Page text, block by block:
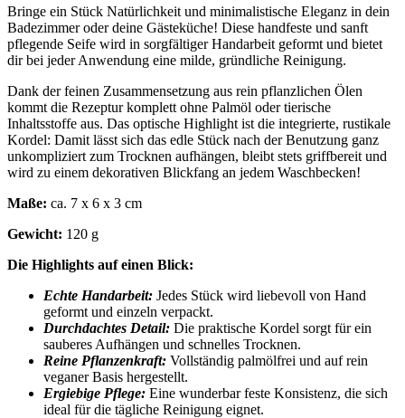
Bringe ein Stück Natürlichkeit und minimalistische Eleganz in dein
Badezimmer oder deine Gästeküche! Diese handfeste und sanft
pflegende Seife wird in sorgfältiger Handarbeit geformt und bietet
dir bei jeder Anwendung eine milde, gründliche Reinigung.
Dank der feinen Zusammensetzung aus rein pflanzlichen Ölen
kommt die Rezeptur komplett ohne Palmöl oder tierische
Inhaltsstoffe aus. Das optische Highlight ist die integrierte, rustikale
Kordel: Damit lässt sich das edle Stück nach der Benutzung ganz
unkompliziert zum Trocknen aufhängen, bleibt stets griffbereit und
wird zu einem dekorativen Blickfang an jedem Waschbecken!
Maße: ca. 7 x 6 x 3 cm
Gewicht: 120 g
Die Highlights auf einen Blick:
Echte Handarbeit: Jedes Stück wird liebevoll von Hand
geformt und einzeln verpackt.
Durchdachtes Detail: Die praktische Kordel sorgt für ein
sauberes Aufhängen und schnelles Trocknen.
Reine Pflanzenkraft: Vollständig palmölfrei und auf rein
veganer Basis hergestellt.
Ergiebige Pflege: Eine wunderbar feste Konsistenz, die sich
ideal für die tägliche Reinigung eignet.